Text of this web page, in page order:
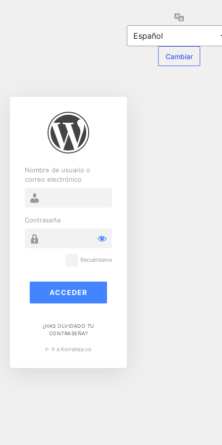
Nombre de usuario o
correo electrónico
Contraseña
Recuérdame
¿HAS OLVIDADO TU
CONTRASEÑA?
← Ir a Korraleja.co
Idioma